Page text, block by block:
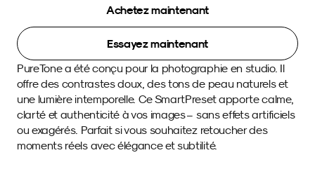
Achetez maintenant
Essayez maintenant
PureTone a été conçu pour la photographie en studio. Il
offre des contrastes doux, des tons de peau naturels et
une lumière intemporelle. Ce SmartPreset apporte calme,
clarté et authenticité à vos images – sans effets artificiels
ou exagérés. Parfait si vous souhaitez retoucher des
moments réels avec élégance et subtilité.